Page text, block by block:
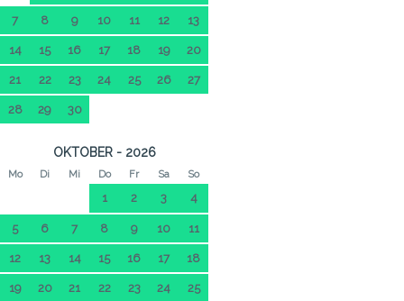
7 8 9 10 11 12 13
14 15 16 17 18 19 20
21 22 23 24 25 26 27
28 29 30
OKTOBER - 2026
Mo Di Mi Do Fr Sa So
1 2 3 4
5 6 7 8 9 10 11
12 13 14 15 16 17 18
19 20 21 22 23 24 25